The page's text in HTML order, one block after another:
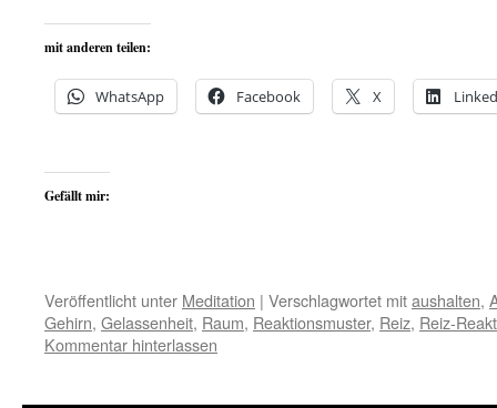
mit anderen teilen:
WhatsApp Facebook X
Gefällt mir:
Veröffentlicht unter Meditation | Verschlagwortet mitaushalten,
Gehirn, Gelassenheit, Raum, Reaktionsmuster, Reiz, Reiz-
Kommentar hinterlassen